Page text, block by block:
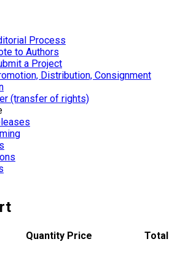
Process
to Authors
a Project
Distribution, Consignment
(transfer of rights)
Quantity Price Total